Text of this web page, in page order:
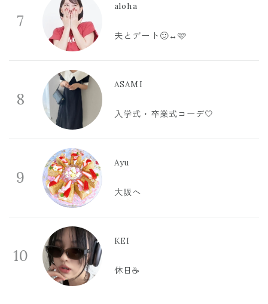
7
aloha
夫とデート🙂‍↔️🩷
8
ASAMI
入学式・卒業式コーデ🤍
9
Ayu
大阪へ
10
KEI
休日☕️